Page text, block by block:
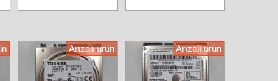
Arızalı ürün Arızalı ürün